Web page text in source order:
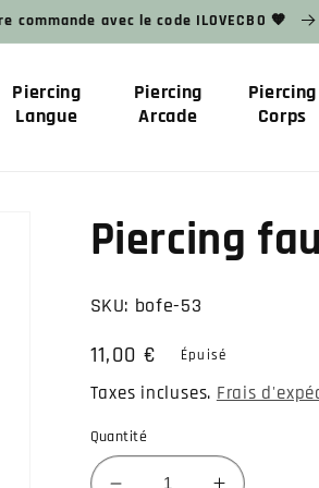
commande avec le code ILOVECBO 🧡
Piercing
Langue
Piercing
Arcade
Piercing
Corps
Piercing
SKU: bofe-53
Prix
habituel
11,00 € Épuisé
Taxes incluses. Frais
Quantité